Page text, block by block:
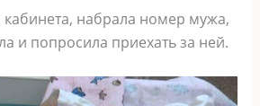
набрала номер мужа,
и попросила приехать за ней.